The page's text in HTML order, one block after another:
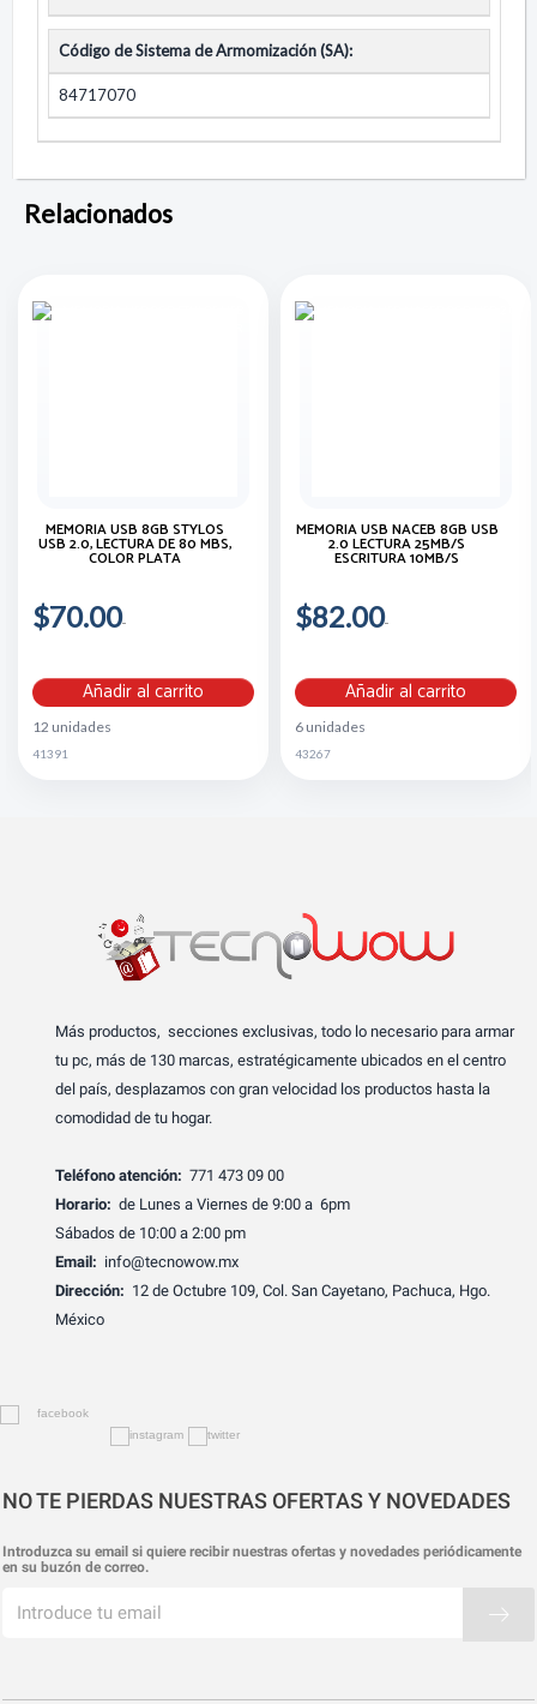
Código de Sistema de Armomización (SA):
84717070
Relacionados
MEMORIA USB 8GB STYLOS
USB 2.0, LECTURA DE 80 MBS,
COLOR PLATA
$70.00
Añadir al carrito
12 unidades
41391
MEMORIA USB NACEB 8GB USB
2.0 LECTURA 25MB/S
ESCRITURA 10MB/S
$82.00
Añadir al carrito
6 unidades
43267
Más productos, secciones exclusivas, todo lo necesario para armar
tu pc, más de 130 marcas, estratégicamente ubicados en el centro
del país, desplazamos con gran velocidad los productos hasta la
comodidad de tu hogar.
Teléfono atención: 771 473 09 00
Horario: de Lunes a Viernes de 9:00 a 6pm
Sábados de 10:00 a 2:00 pm
Email: info@tecnowow.mx
Dirección: 12 de Octubre 109, Col. San Cayetano, Pachuca, Hgo.
México
NO TE PIERDAS NUESTRAS OFERTAS Y NOVEDADES
Introduzca su email si quiere recibir nuestras ofertas y novedades periódicamente
en su buzón de correo.